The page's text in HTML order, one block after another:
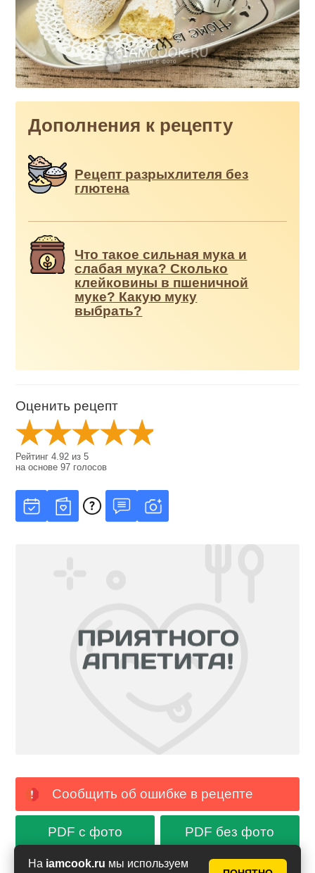
На iamcook.ru мы используем
Дополнения к рецепту
Рецепт разрыхлителя без
глютена
Что такое сильная мука и
слабая мука? Сколько
клейковины в пшеничной
муке? Какую муку
выбрать?
Оценить рецепт
Рейтинг4.92 из5
на основе97 голосов
Сообщить об ошибке в рецепте
PDF с фото PDF без фото